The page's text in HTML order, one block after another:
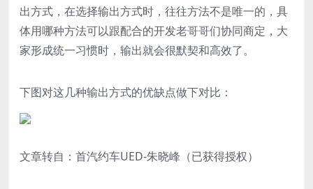
出方式，在选择输出方式时，往往方法不是唯一的，具
体用哪种方法可以跟配合的开发老哥哥们协同商定，大
家形成统一习惯时，输出就会很默契和高效了。
下图对这几种输出方式的优缺点做下对比：
文章转自：首汽约车UED-朱晓峰（已获得授权）